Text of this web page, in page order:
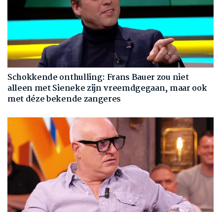
Schokkende onthulling: Frans Bauer zou niet
alleen met Sieneke zijn vreemdgegaan, maar ook
met déze bekende zangeres